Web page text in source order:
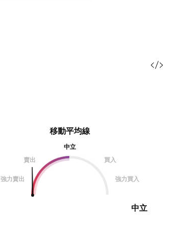
移動平均線
中立
賣出
買入
強力賣出 強力買入
中立